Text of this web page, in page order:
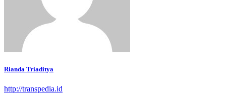
Rianda Triaditya
http://transpedia.id